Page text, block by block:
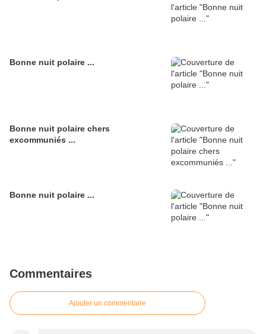
Bonne nuit polaire ...
Bonne nuit polaire chers
excommuniés ...
Bonne nuit polaire ...
Commentaires
Ajouter un commentaire